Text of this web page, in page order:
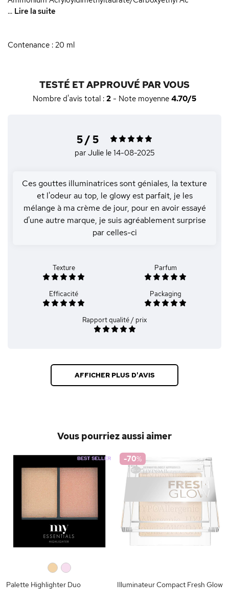
... Lire la suite
Contenance : 20 ml
TESTÉ ET APPROUVÉ PAR VOUS
Nombre d'avis total : 2 - Note moyenne 4.70/5
5 / 5
par Julie le 14-08-2025
Ces gouttes illuminatrices sont géniales, la texture
et l'odeur au top, le glowy est parfait, je les
mélange à ma crème de jour, pour en avoir essayé
d'une autre marque, je suis agréablement surprise
par celles-ci
Texture Parfum
Efficacité Packaging
Rapport qualité / prix
AFFICHER PLUS D'AVIS
Vous pourriez aussi aimer
Palette Highlighter Duo
-70%
Illuminateur Compact Fresh Glow